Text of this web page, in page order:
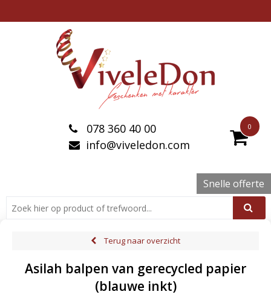
0
078 360 40 00
info@viveledon.com
Snelle offerte
Terug naar overzicht
Asilah balpen van gerecycled papier
(blauwe inkt)